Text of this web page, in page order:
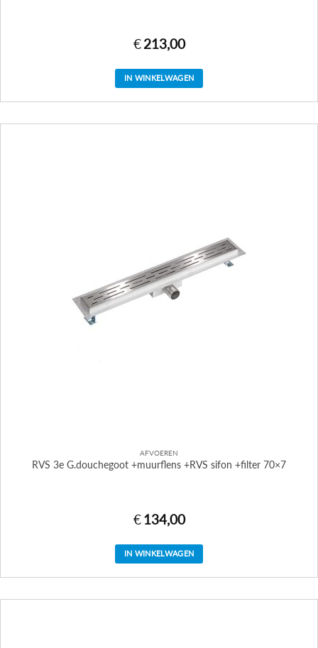
€ 213,00
IN WINKELWAGEN
AFVOEREN
RVS 3e G.douchegoot +muurflens +RVS sifon +filter 70×7
€ 134,00
IN WINKELWAGEN